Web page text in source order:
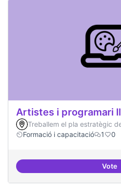
Artistes i programari
Treballem el pla estratègic
Formació i capacitació
1 0
Vote